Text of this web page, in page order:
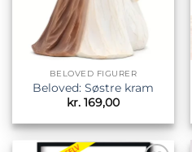
BELOVED FIGURER
Beloved: Søstre kram
kr. 169,00